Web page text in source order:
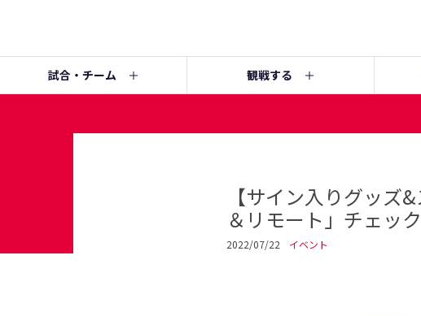
試合・チーム 観戦する
【サイン入りグッズ
＆リモート」チェッ
2022/07/22 イベント